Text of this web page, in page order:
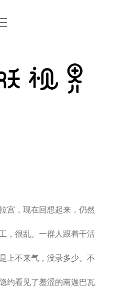
，现在回想起来，仍然
很乱。一群人跟着干活
不来气，没录多少。不
看见了羞涩的南迦巴瓦